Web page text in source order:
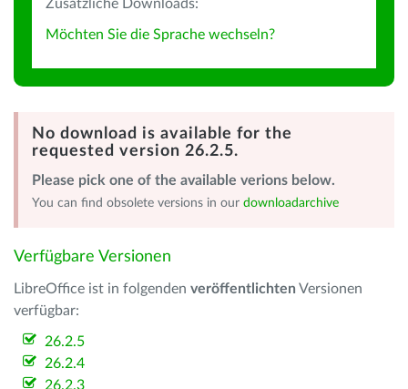
Zusätzliche Downloads:
Möchten Sie die Sprache wechseln?
No download is available for the
requested version 26.2.5.
Please pick one of the available verions below.
You can find obsolete versions in our downloadarchive
Verfügbare Versionen
LibreOffice ist in folgenden veröffentlichten Versionen
verfügbar:
26.2.5
26.2.4
26.2.3